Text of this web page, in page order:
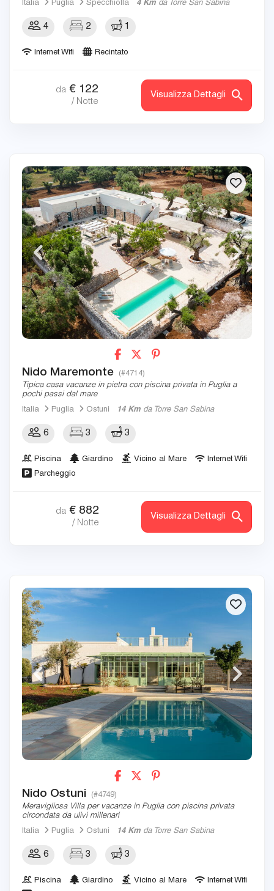
Italia Puglia Specchiolla 4 Km da Torre San Sabina
4 2 1
Internet Wifi Recintato
da € 122
/ Notte
Visualizza Dettagli
Nido Maremonte (#4714)
Tipica casa vacanze in pietra con piscina privata in Puglia a
pochi passi dal mare
Italia
Puglia Ostuni 14 Km da Torre San Sabina
6 3 3
Piscina Giardino Vicino al Mare
Internet Wifi
Parcheggio
da € 882
/ Notte
Visualizza Dettagli
Nido Ostuni (#4749)
Meravigliosa Villa per vacanze in Puglia con piscina privata
circondata da ulivi millenari
Italia
Puglia Ostuni 14 Km da Torre San Sabina
6 3 3
Piscina Giardino Vicino al Mare
Internet Wifi